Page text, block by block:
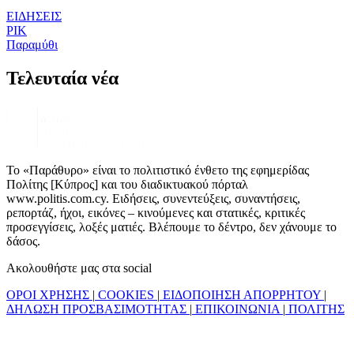
ΕΙΔΗΣΕΙΣ
ΡΙΚ
Παραμύθι
Τελευταία νέα
Το «Παράθυρο» είναι το πολιτιστικό ένθετο της εφημερίδας
Πολίτης [Κύπρος] και του διαδικτυακού πόρταλ
www.politis.com.cy. Ειδήσεις, συνεντεύξεις, συναντήσεις,
ρεπορτάζ, ήχοι, εικόνες – κινούμενες και στατικές, κριτικές
προσεγγίσεις, λοξές ματιές. Βλέπουμε το δέντρο, δεν χάνουμε το
δάσος.
Ακολουθήστε μας στα social
ΟΡΟΙ ΧΡΗΣΗΣ | COOKIES | ΕΙΔΟΠΟΙΗΣΗ ΑΠΟΡΡΗΤΟΥ |
ΔΗΛΩΣΗ ΠΡΟΣΒΑΣΙΜΟΤΗΤΑΣ | ΕΠΙΚΟΙΝΩΝΙΑ | ΠΟΛΙΤΗΣ